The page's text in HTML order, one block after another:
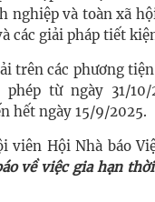
nghiệp và toàn xã
các giải pháp tiết
trên các phương
từ ngày 31/
hết ngày 15/9/2025.
viên Hội Nhà báo
về việc gia hạn